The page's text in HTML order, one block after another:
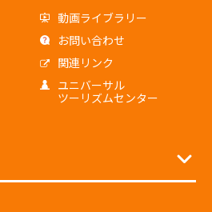
動画ライブラリー
お問い合わせ
関連リンク
ユニバーサル
ツーリズムセンター